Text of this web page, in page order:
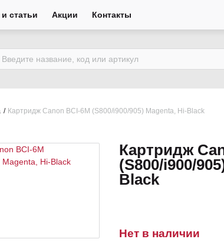
статьи Акции Контакты
Картридж Canon BCI-6M (S800/i900/905) Magenta, Hi-Black
Картридж
(S800/i900/
Black
Нет в наличии